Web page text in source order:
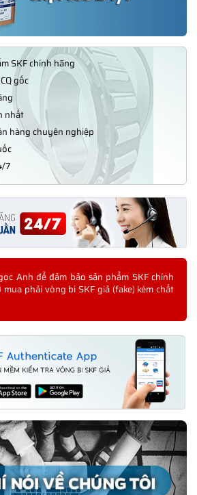
SKF chính hãng
gốc
nhất
hàng chuyên nghiệp
7
Anh để đảm bảo sản phẩm SKF chính
phải vòng bi SKF giả (fake) kém chất